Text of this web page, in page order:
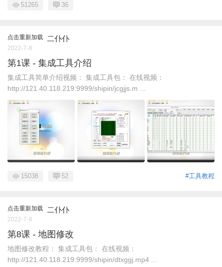
51265 36
点击重新加载 二仆仆
2022-7-8
第1课 - 集成工具介绍
集成工具简单介绍视频： 集成工具包： 在线视频：
http://121.40.118.219:9999/shipin/jcgjjs.m ...
#工具教程
15038 52
点击重新加载 二仆仆
2022-7-8
第8课 - 地图修改
地图修改教程： 集成工具包： 在线视频：
http://121.40.118.219:9999/shipin/dtxggj.mp4 ...